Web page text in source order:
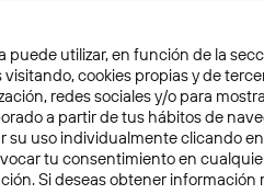
6 min
puede utilizar, en función de la
visitando, cookies propias y de
redes sociales y/o para
a partir de tus hábitos de
su uso individualmente clicando
tu consentimiento en
Si deseas obtener información